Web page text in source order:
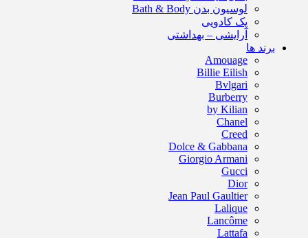
لوسیون بدن Bath & Body
پک کادویی
آرایشی – بهداشتی
برند ها
Amouage
Billie Eilish
Bvlgari
Burberry
by Kilian
Chanel
Creed
Dolce & Gabbana
Giorgio Armani
Gucci
Dior
Jean Paul Gaultier
Lalique
Lancôme
Lattafa